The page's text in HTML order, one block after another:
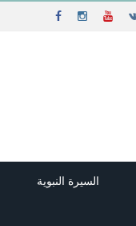
السيرة النبوية